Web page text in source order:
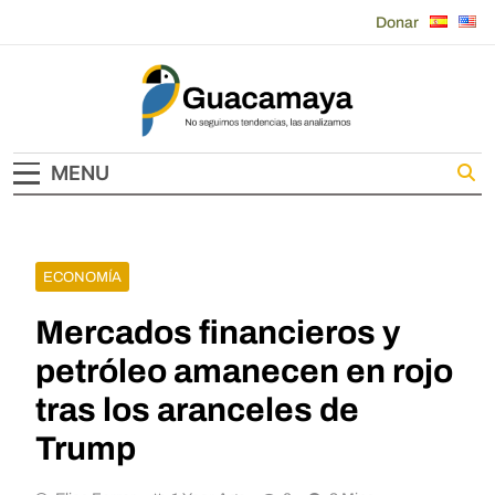
Donar
Guacamaya
MENU
ECONOMÍA
Mercados financieros y
petróleo amanecen en rojo
tras los aranceles de
Trump